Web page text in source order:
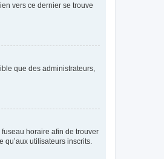
vers ce dernier se trouve
que des administrateurs,
horaire afin de trouver
utilisateurs inscrits.